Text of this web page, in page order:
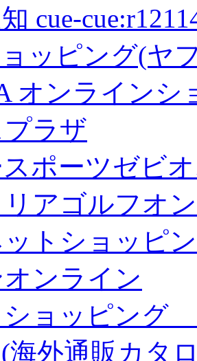
cue-
ッピング(ヤ
オンラインシ
ラザ
ポーツゼビ
アゴルフオ
トショッピ
ンライン
ショッピング
海外通販カタ